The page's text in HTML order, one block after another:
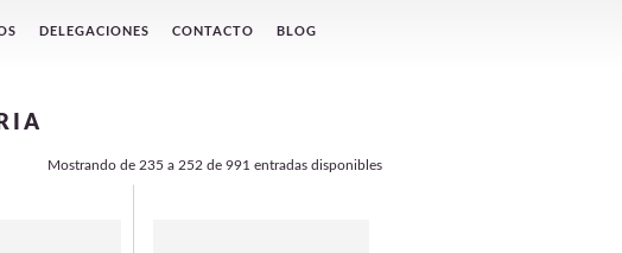
DELEGACIONES CONTACTO BLOG
Mostrando de 235 a 252 de 991 entradas disponibles